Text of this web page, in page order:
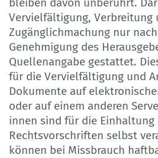
Vervielfältigung,
Zugänglichmachung nur
Genehmigung des
Quellenangabe gestattet.
für die Vervielfältigung und
Dokumente auf
oder auf einem anderen
innen sind für die Einhaltung
Rechtsvorschriften selbst
können bei Missbrauch